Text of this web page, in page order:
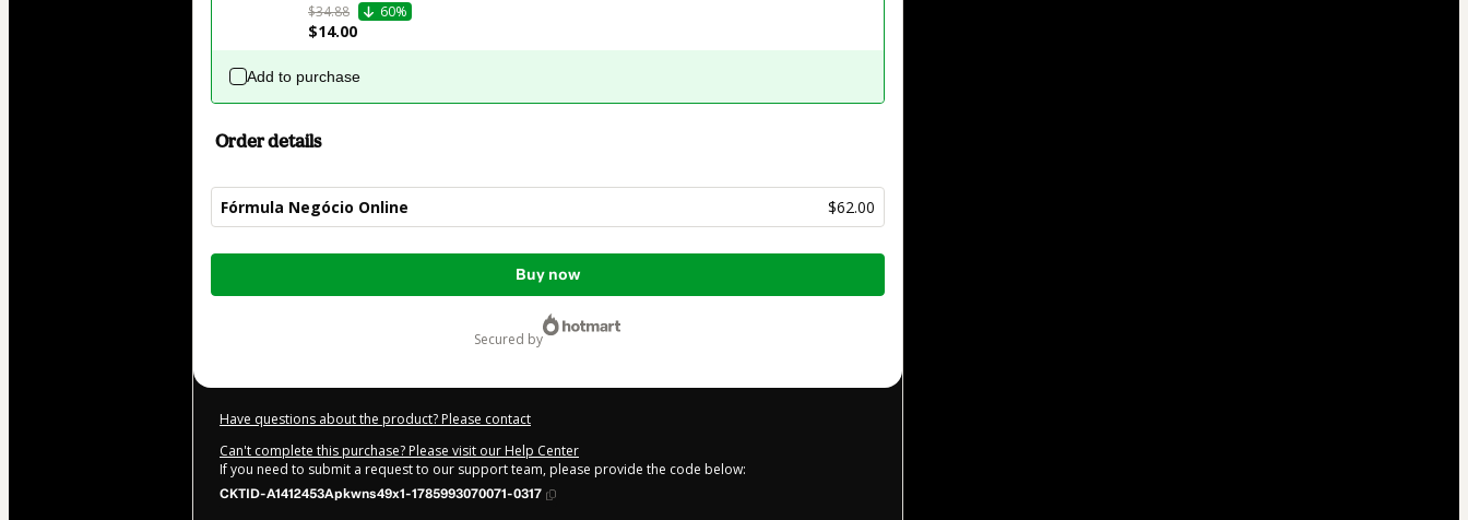
$34.88
60%
$14.00
Add to purchase
Order details
Fórmula Negócio Online $62.00
Total
Buy now
secured by
Have questions about the product? Please contact
Can't complete this purchase? Please visit our Help Center
If you need to submit a request to our support team, please provide the code below:
CKTID-A1412453Apkwns49x1-1785993070071-0317